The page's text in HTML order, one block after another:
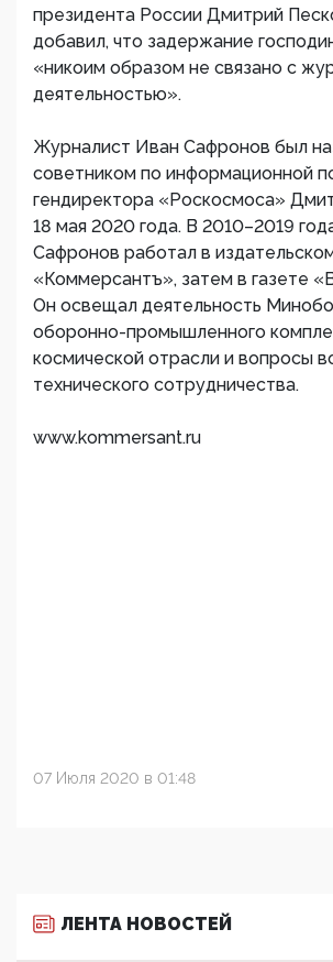
президента России Дмитрий
добавил, что задержание
«никоим образом не связано с
деятельностью».
Журналист Иван Сафронов был
советником по информационной
гендиректора «Роскосмоса»
18 мая 2020 года. В 2010–2019
Сафронов работал в
«Коммерсантъ», затем в газете
Он освещал деятельность
оборонно-промышленного
космической отрасли и вопросы
технического сотрудничества.
www.kommersant.ru
07 Июля 2020 в 01:48
ЛЕНТА НОВОСТЕЙ